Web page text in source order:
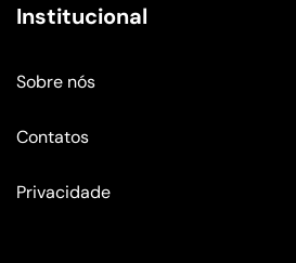
Institucional
Sobre nós
Contatos
Privacidade